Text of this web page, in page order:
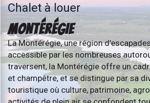
Chalet à louer
MONTÉRÉGIE
La Montérégie, une région
accessible par les nombreuses
traversent, la Montérégie offre un
et champêtre, et se distingue par sa
touristique où culture, patrimoine,